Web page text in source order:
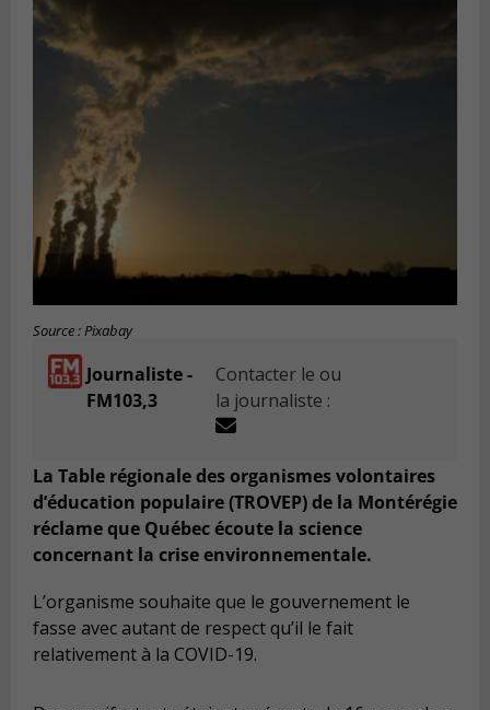
Source : Pixabay
Journaliste -
FM103,3
Contacter le ou
la journaliste :
La Table régionale des organismes volontaires
d’éducation populaire (TROVEP) de la Montérégie
réclame que Québec écoute la science
concernant la crise environnementale.
L’organisme souhaite que le gouvernement le
fasse avec autant de respect qu’il le fait
relativement à la COVID-19.